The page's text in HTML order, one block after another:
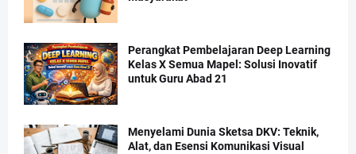
Perangkat Pembelajaran Deep Learning
Kelas X Semua Mapel: Solusi Inovatif
untuk Guru Abad 21
Menyelami Dunia Sketsa DKV: Teknik,
Alat, dan Esensi Komunikasi Visual